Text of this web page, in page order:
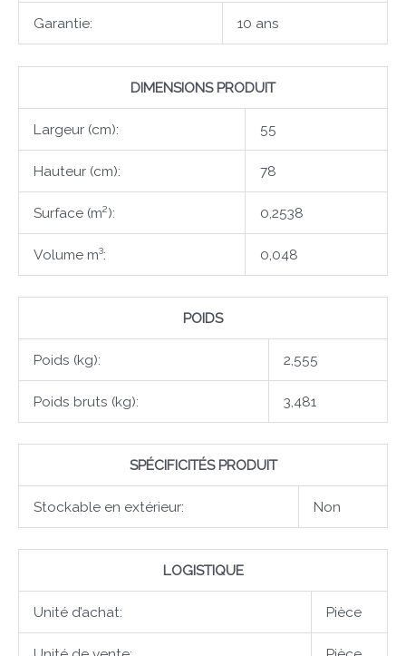
Garantie: 10 ans
DIMENSIONS PRODUIT
Largeur (cm): 55
Hauteur (cm): 78
Surface (m²): 0,2538
Volume m³: 0,048
POIDS
Poids (kg): 2,555
Poids bruts (kg): 3,481
SPÉCIFICITÉS PRODUIT
Stockable en extérieur: Non
LOGISTIQUE
Unité d’achat: Pièce